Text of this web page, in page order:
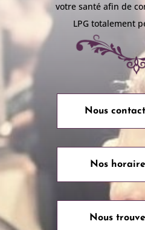
votre santé afin de
LPG totalement
Nous
Nos
Nous